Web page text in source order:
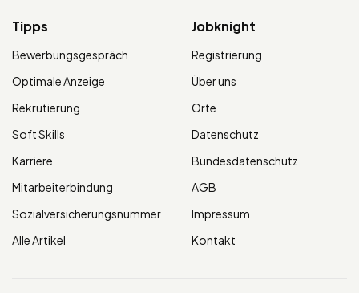
Tipps
Bewerbungsgespräch
Optimale Anzeige
Rekrutierung
Soft Skills
Karriere
Mitarbeiterbindung
Sozialversicherungsnummer
Alle Artikel
Jobknight
Registrierung
Über uns
Orte
Datenschutz
Bundesdatenschutz
AGB
Impressum
Kontakt